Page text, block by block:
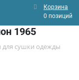
Корзина
0 позиций
1965
сушки одежды